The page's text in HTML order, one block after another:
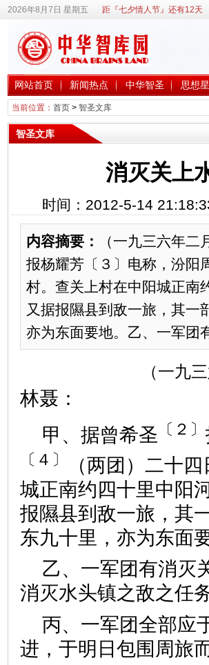
2026年8月7日 星期五 距『七夕情人节』还有12天
网站首页 新闻热点 中华智圣 思想
当前位置： 首页> 智圣文库
智圣文库
消灭关上
时间：2012-5-14
内容摘要：
（一九三六年
报杨耀芳〔３〕电称，汾阳
村。查关上村在中阳城正南
又据报隰县到敌一旅，其一
亦为东面要地。乙、一军团
（一九
林聂：
甲、据曾希圣 〔２〕
〔４〕
（两团）二十
城正南约四十里中阳
报隰县到敌一旅，其
东九十里，亦为东面要
乙、一军团有消灭
消灭水头镇之敌之任务
丙、一军团全部应
进，于明日包围周旅